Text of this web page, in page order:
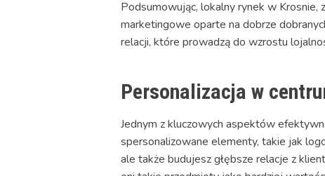
Podsumowując, lokalny rynek w Krosnie,
marketingowe oparte na dobrze
relacji, które prowadzą do wzrostu
Personalizacja w
Jednym z kluczowych aspektów
spersonalizowane elementy, takie jak
ale także budujesz głębsze relacje z